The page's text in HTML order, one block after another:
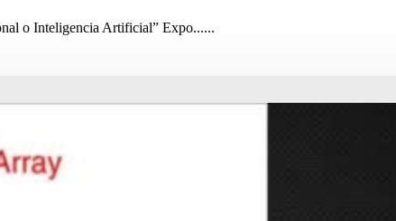
o Inteligencia Artificial” Expo......